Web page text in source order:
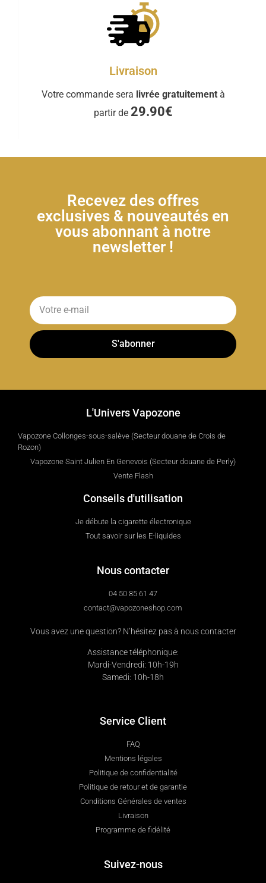
Livraison
Votre commande sera livrée gratuitement à
partir de 29.90€
Recevez des offres
exclusives & nouveautés en
vous abonnant à notre
newsletter !
S'abonner
L'Univers Vapozone
Vapozone Collonges-sous-salève (Secteur douane de Crois de
Rozon)
Vapozone Saint Julien En Genevois (Secteur douane de Perly)
Vente Flash
Conseils d'utilisation
Je débute la cigarette électronique
Tout savoir sur les E-liquides
Nous contacter
04 50 85 61 47
contact@vapozoneshop.com
Vous avez une question? N’hésitez pas à nous contacter
Assistance téléphonique:
Mardi-Vendredi: 10h-19h
Samedi: 10h-18h
Service Client
FAQ
Mentions légales
Politique de confidentialité
Politique de retour et de garantie
Conditions Générales de ventes
Livraison
Programme de fidélité
Suivez-nous